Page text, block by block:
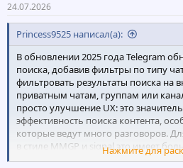
24.07.2026
Princess9525 написал(а):
В обновлении 2025 года Telegram
поиска, добавив фильтры по типу
фильтровать результаты поиска на
приватным чатам, группам или
просто улучшение UX: это
эффективность поиска контента,
которые ведут много разговоров.
в стиле MMGP и signal это имеет
Предположим, вы хотите найти
Нажмите для